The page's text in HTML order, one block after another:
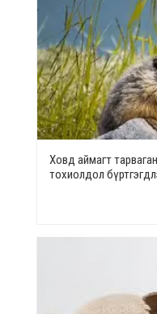
Ховд аймагт
тохиолдол